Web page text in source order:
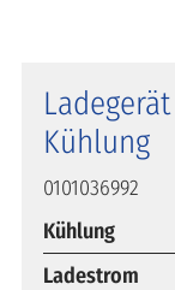
Kühlung
0101036992
Kühlung
Ladestrom